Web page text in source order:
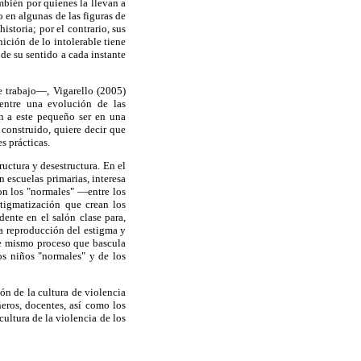
por quienes la llevan a
algunas de las figuras de
por el contrario, sus
de lo intolerable tiene
su sentido a cada instante
trabajo—, Vigarello (2005)
una evolución de las
este pequeño ser en una
quiere decir que
prácticas.
y desestructura. En el
primarias, interesa
los "normales" —entre los
que crean los
en el salón clase para,
reproducción del estigma y
proceso que bascula
niños "normales" y de los
de la cultura de violencia
docentes, así como los
de la violencia de los